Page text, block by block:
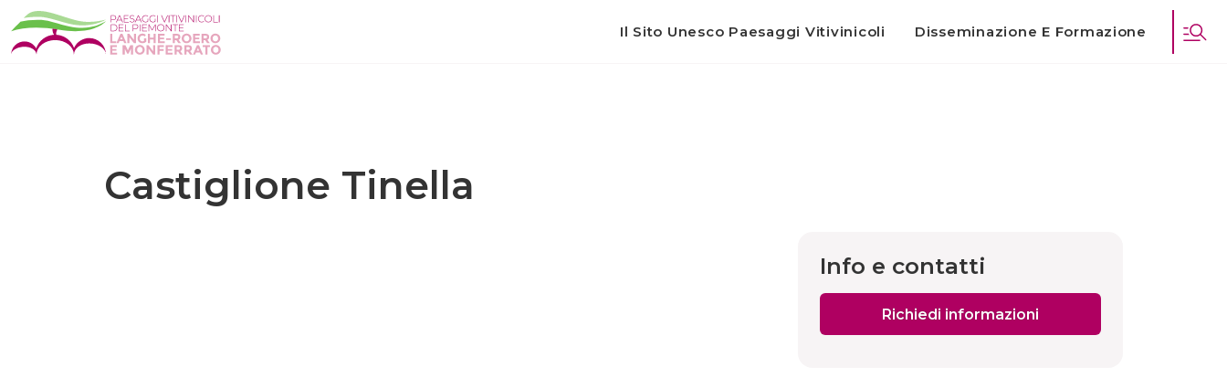
Il Sito Unesco Paesaggi Vitivinicoli Disseminazione E Formazione
Castiglione Tinella
Info e contatti
Richiedi informazioni